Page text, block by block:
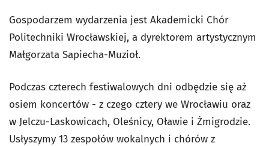
Gospodarzem wydarzenia jest Akademicki Chór
Politechniki Wrocławskiej, a dyrektorem artystycznym
Małgorzata Sapiecha-Muzioł.
Podczas czterech festiwalowych dni odbędzie się aż
osiem koncertów - z czego cztery we Wrocławiu oraz
w Jelczu-Laskowicach, Oleśnicy, Oławie i Żmigrodzie.
Usłyszymy 13 zespołów wokalnych i chórów z